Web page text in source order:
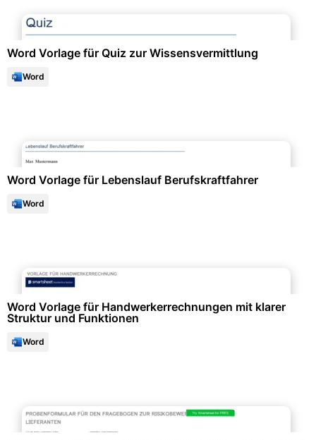
Word Vorlage für Quiz zur Wissensvermittlung
Word
Word Vorlage für Lebenslauf Berufskraftfahrer
Word
Word Vorlage für Handwerkerrechnungen mit klarer
Struktur und Funktionen
Word